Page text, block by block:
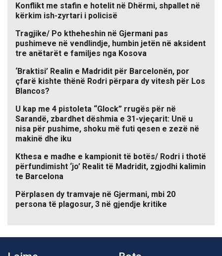
Konflikt me stafin e hotelit në Dhërmi, shpallet në
kërkim ish-zyrtari i policisë
Tragjike/ Po ktheheshin në Gjermani pas
pushimeve në vendlindje, humbin jetën në aksident
tre anëtarët e familjes nga Kosova
‘Braktisi’ Realin e Madridit për Barcelonën, por
çfarë kishte thënë Rodri përpara dy vitesh për Los
Blancos?
U kap me 4 pistoleta “Glock” rrugës për në
Sarandë, zbardhet dëshmia e 31-vjeçarit: Unë u
nisa për pushime, shoku më futi qesen e zezë në
makinë dhe iku
Kthesa e madhe e kampionit të botës/ Rodri i thotë
përfundimisht ‘jo’ Realit të Madridit, zgjodhi kalimin
te Barcelona
Përplasen dy tramvaje në Gjermani, mbi 20
persona të plagosur, 3 në gjendje kritike